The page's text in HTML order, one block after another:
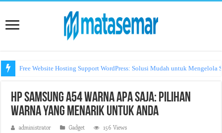
Free Website Hosting Support WordPress: Solusi Mudah untuk Mengelola
HP Samsung A54 Warna Apa Saja: Pilihan
Warna yang Menarik untuk Anda
administrator Gadget 156 Views